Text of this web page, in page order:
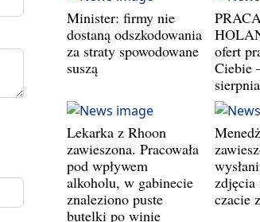
Minister: firmy nie
dostaną odszkodowania
za straty spowodowane
suszą
ofert
Ciebie
Lekarka z Rhoon
zawieszona. Pracowała
pod wpływem
alkoholu, w gabinecie
znaleziono puste
butelki po winie
zdjęcia
czacie